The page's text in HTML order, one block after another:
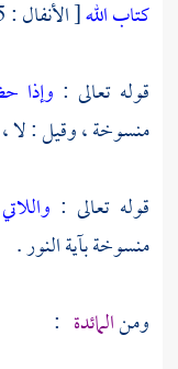
كتاب الله[ الأنفال : 75 ] .
قوله تعالى : وإذا
منسوخة ، وقيل : لا
قوله تعالى :
منسوخة بآية النور .
ومنالمائدة :